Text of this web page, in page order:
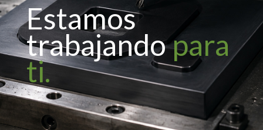
Estamos
trabajandopara
ti.